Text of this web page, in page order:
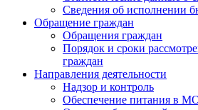
Сведения об исполнении
Обращение граждан
Обращения граждан
Порядок и сроки
граждан
Направления деятельности
Надзор и контроль
Обеспечение питания в